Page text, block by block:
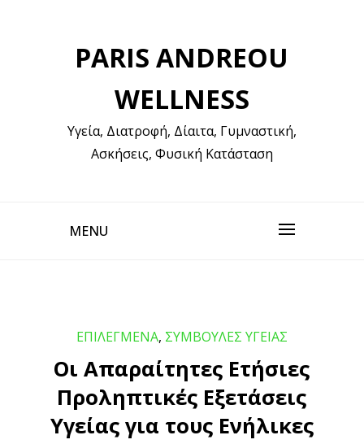
PARIS ANDREOU
WELLNESS
Υγεία, Διατροφή, Δίαιτα, Γυμναστική,
Ασκήσεις, Φυσική Κατάσταση
MENU
ΕΠΙΛΕΓΜΕΝΑ, ΣΥΜΒΟΥΛΕΣ ΥΓΕΙΑΣ
Οι Απαραίτητες Ετήσιες
Προληπτικές Εξετάσεις
Υγείας για τους Ενήλικες